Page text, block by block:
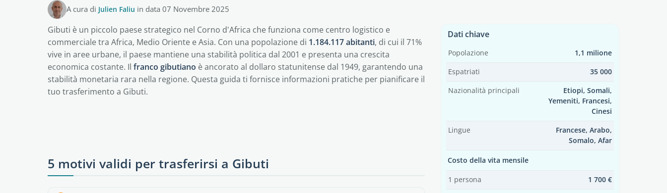
A cura di Julien Faliu in data 07 Novembre 2025
Gibuti è un piccolo paese strategico nel Corno d'Africa che funziona come centro logistico e
commerciale tra Africa, Medio Oriente e Asia. Con una popolazione di 1.184.117 abitanti, di cui il 71%
vive in aree urbane, il paese mantiene una stabilità politica dal 2001 e presenta una crescita
economica costante. Il franco gibutiano è ancorato al dollaro statunitense dal 1949, garantendo una
stabilità monetaria rara nella regione. Questa guida ti fornisce informazioni pratiche per pianificare il
tuo trasferimento a Gibuti.
5 motivi validi per trasferirsi a Gibuti
Dati chiave
Popolazione 1,1 milione
Espatriati 35 000
Nazionalità principali
Etiopi, Somali,
Yemeniti, Francesi,
Cinesi
Lingue
Francese, Arabo,
Somalo, Afar
Costo della vita mensile
1 persona 1 700 €